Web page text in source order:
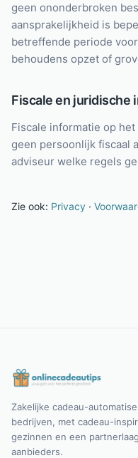
geen ononderbroken
aansprakelijkheid is
betreffende periode
behoudens opzet of
Fiscale en juridische
Fiscale informatie op
geen persoonlijk fiscaal
adviseur welke regels
Zie ook: Privacy ·
Zakelijke cadeau-
bedrijven, met cadeau-
gezinnen en een
aanbieders.